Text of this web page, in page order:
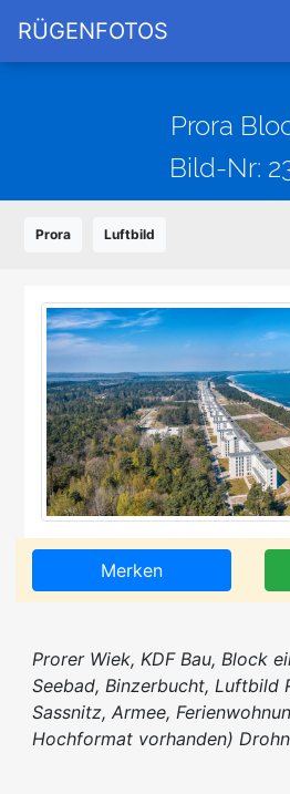
RÜGENFOTOS
Prora
Bild-Nr:
Prora Luftbild
Merken
Prorer Wiek, KDF Bau, Block
Seebad, Binzerbucht, Luftbild
Sassnitz, Armee,
Hochformat vorhanden)